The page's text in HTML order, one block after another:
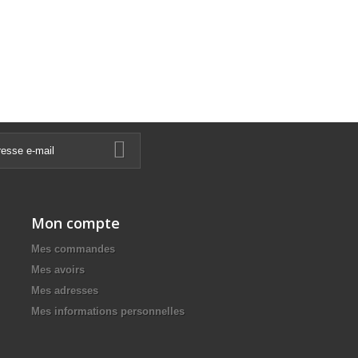
Mon compte
Mes commandes
Mes avoirs
Mes adresses
Mes informations personnelles